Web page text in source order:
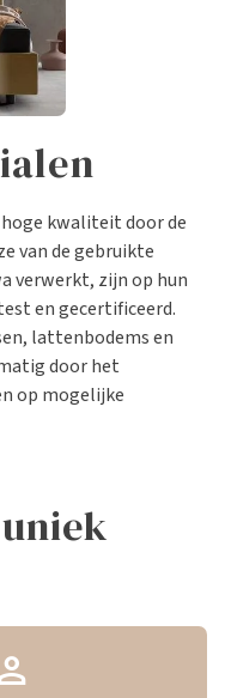
kwaliteit door de
van de gebruikte
verwerkt, zijn op hun
en gecertificeerd.
lattenbodems en
door het
op mogelijke